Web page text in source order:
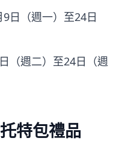
日（週一）至24日
（週二）至24日（週
特包禮品